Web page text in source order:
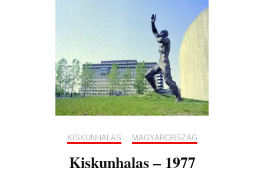
KISKUNHALAS , MAGYARORSZÁG
Kiskunhalas – 1977